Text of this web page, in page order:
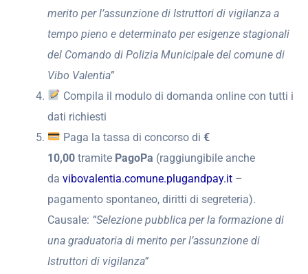
merito per l’assunzione di Istruttori di vigilanza a
tempo pieno e determinato per esigenze stagionali
del Comando di Polizia Municipale del comune di
Vibo Valentia”
Compila il modulo di domanda online con tutti i
dati richiesti
Paga la tassa di concorso di €
10,00 tramite PagoPa (raggiungibile anche
davibovalentia.comune.plugandpay.it –
pagamento spontaneo, diritti di segreteria).
Causale: “Selezione pubblica per la formazione di
una graduatoria di merito per l’assunzione di
Istruttori di vigilanza”